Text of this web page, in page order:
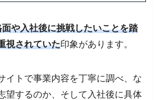
面や入社後に挑戦したいことを踏
視されていた印象があります。
イトで事業内容を丁寧に調べ、な
望するのか、そして入社後に具体